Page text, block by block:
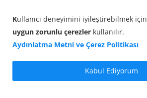
Kullanıcı deneyimini iyileştirebilmek için
uygun zorunlu çerezler kullanılır.
Aydınlatma Metni ve Çerez Politikası
Kabul Ediyorum